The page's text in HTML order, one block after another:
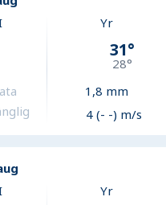
Yr
31°
28°
1,8 mm
4 (- -) m/s
Yr